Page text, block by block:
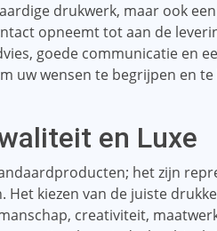
drukwerk, maar ook
opneemt tot aan de
goede communicatie en
uw wensen te begrijpen en
en Luxe
het zijn
kiezen van de juiste
creativiteit,